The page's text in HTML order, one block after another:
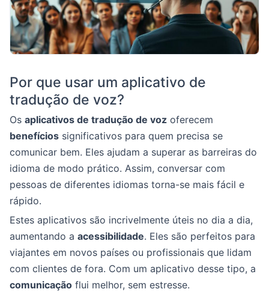
Por que usar um aplicativo de
tradução de voz?
Os aplicativos de tradução de voz oferecem
benefícios significativos para quem precisa se
comunicar bem. Eles ajudam a superar as barreiras do
idioma de modo prático. Assim, conversar com
pessoas de diferentes idiomas torna-se mais fácil e
rápido.
Estes aplicativos são incrivelmente úteis no dia a dia,
aumentando a acessibilidade. Eles são perfeitos para
viajantes em novos países ou profissionais que lidam
com clientes de fora. Com um aplicativo desse tipo, a
comunicação flui melhor, sem estresse.